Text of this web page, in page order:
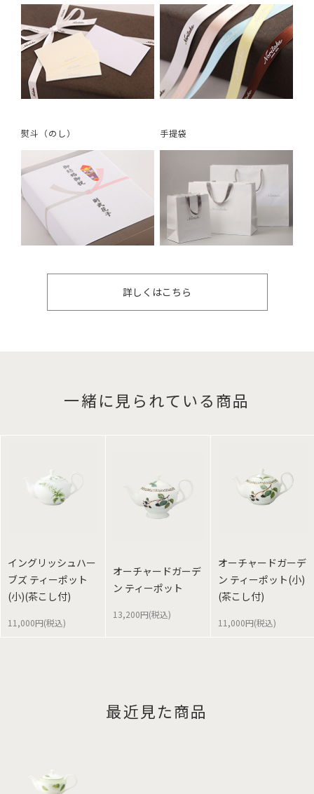
熨斗（のし） 手提袋
詳しくはこちら
一緒に見られている商品
イングリッシュハー
ブズ ティーポット
(小)(茶こし付)
11,000円(税込)
オーチャードガーデ
ン ティーポット
13,200円(税込)
オーチャードガーデ
ン ティーポット(小)
(茶こし付)
11,000円(税込)
最近見た商品